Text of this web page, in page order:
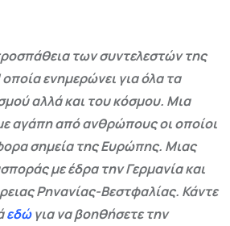
των συντελεστών της
ενημερώνει για όλα τα
αλλά και του κόσμου. Μια
αγάπη από ανθρώπους οι οποίοι
σημεία της Ευρώπης. Μιας
με έδρα την Γερμανία και
Ρηνανίας-Βεστφαλίας. Κάντε
εδώγια να βοηθήσετε την